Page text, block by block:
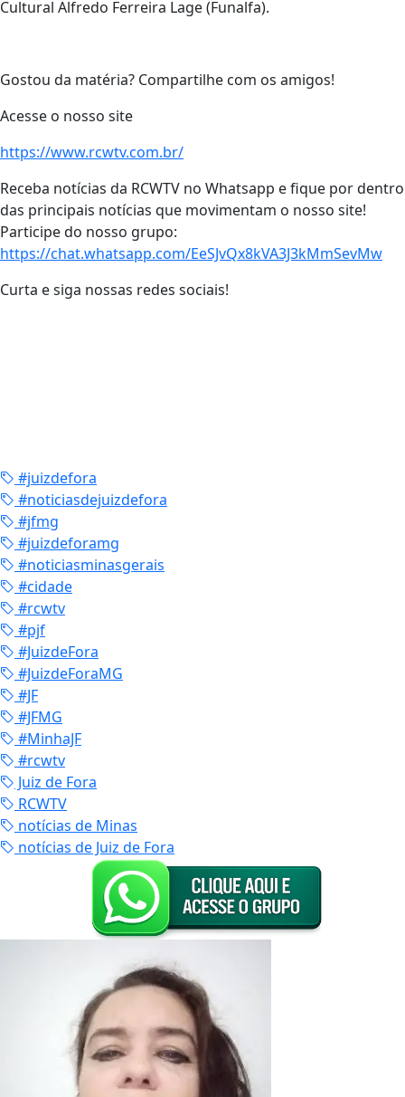
Cultural Alfredo Ferreira Lage (Funalfa).
Gostou da matéria? Compartilhe com os amigos!
Acesse o nosso site
https://www.rcwtv.com.br/
Receba notícias da RCWTV no Whatsapp e fique por dentro
das principais notícias que movimentam o nosso site!
Participe do nosso grupo:
https://chat.whatsapp.com/EeSJvQx8kVA3J3kMmSevMw
Curta e siga nossas redes sociais!
#juizdefora
#noticiasdejuizdefora
#jfmg
#juizdeforamg
#noticiasminasgerais
#cidade
#rcwtv
#pjf
#JuizdeFora
#JuizdeForaMG
#JF
#JFMG
#MinhaJF
#rcwtv
Juiz de Fora
RCWTV
notícias de Minas
notícias de Juiz de Fora